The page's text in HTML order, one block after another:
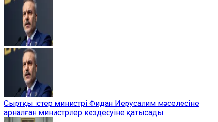
Сыртқы істер министрі Фидан Иерусалим мәселесіне
арналған министрлер кездесуіне қатысады